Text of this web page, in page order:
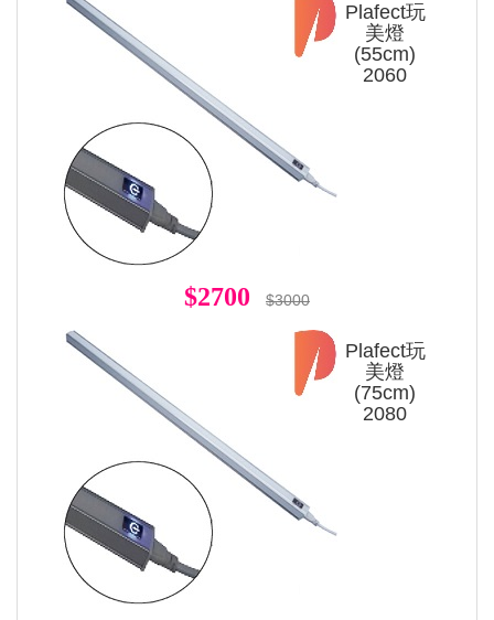
Plafect玩
美燈
(55cm)
2060
$2700 $3000
Plafect玩
美燈
(75cm)
2080